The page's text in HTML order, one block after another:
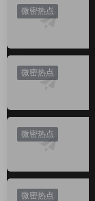
微密热点
微密热点
微密热点
微密热点